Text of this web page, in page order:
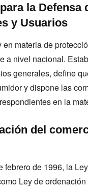
la Defensa
y Usuarios
materia de
a nivel nacional.
generales, define
y dispone las
en la
del
febrero de 1996, la
Ley de